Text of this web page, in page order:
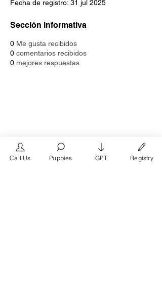
Fecha de registro: 31 jul 2025
Sección informativa
0 Me gusta recibidos
0 comentarios recibidos
0 mejores respuestas
Call Us Puppies GPT Registry